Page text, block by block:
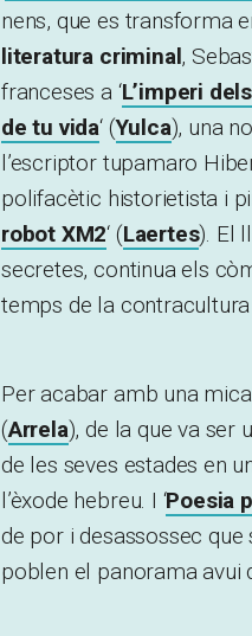
nens, que es transforma
literatura criminal,
franceses a ‘L’imperi
de tu vida‘ (Yulca), una
l’escriptor tupamaro
polifacètic historietista i
robot XM2‘ (Laertes). El
secretes, continua els
temps de la
Per acabar amb una
(Arrela), de la que va ser
de les seves estades en
l’èxode hebreu. I ‘Poesia
de por i desassossec que
poblen el panorama avui